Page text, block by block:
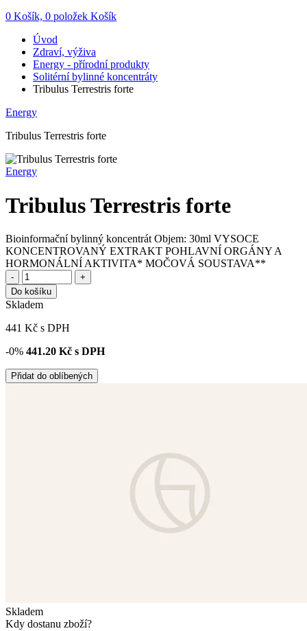
0 Košík, 0 položek Košík
Úvod
Zdraví, výživa
Energy - přírodní produkty
Solitérní bylinné koncentráty
Tribulus Terrestris forte
Energy
Tribulus Terrestris forte
Energy
Tribulus Terrestris forte
Bioinformační bylinný koncentrát Objem: 30ml VYSOCE
KONCENTROVANÝ EXTRAKT POHLAVNÍ ORGÁNY A
HORMONÁLNÍ AKTIVITA* MOČOVÁ SOUSTAVA**
-
+
Do košíku
Skladem
441 Kč s DPH
-0% 441.20 Kč s DPH
Přidat do oblíbených
Skladem
Kdy dostanu zboží?